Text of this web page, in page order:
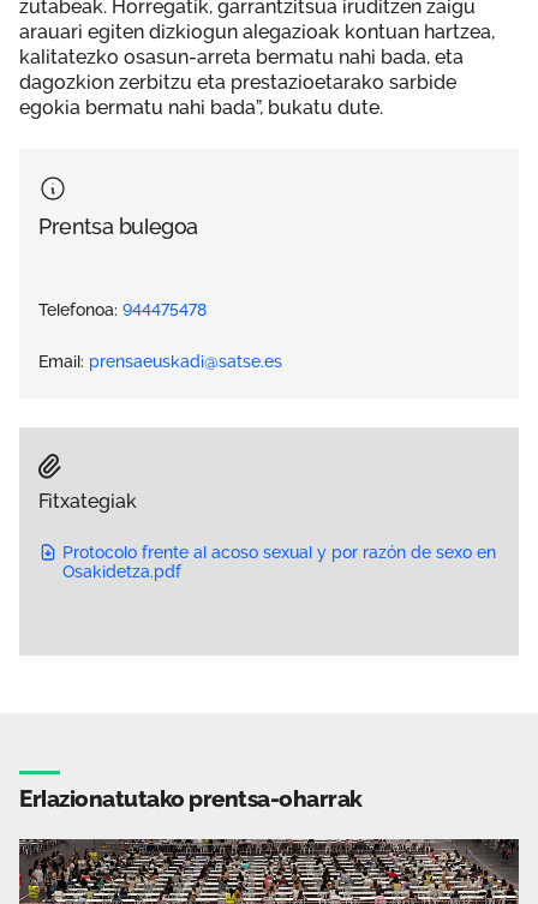
zutabeak. Horregatik, garrantzitsua iruditzen zaigu
arauari egiten dizkiogun alegazioak kontuan hartzea,
kalitatezko osasun-arreta bermatu nahi bada, eta
dagozkion zerbitzu eta prestazioetarako sarbide
egokia bermatu nahi bada”, bukatu dute.
Prentsa bulegoa
Telefonoa: 944475478
Email: prensaeuskadi@satse.es
Fitxategiak
Protocolo frente al acoso sexual y por razón de sexo en
Osakidetza.pdf
Erlazionatutako prentsa-oharrak